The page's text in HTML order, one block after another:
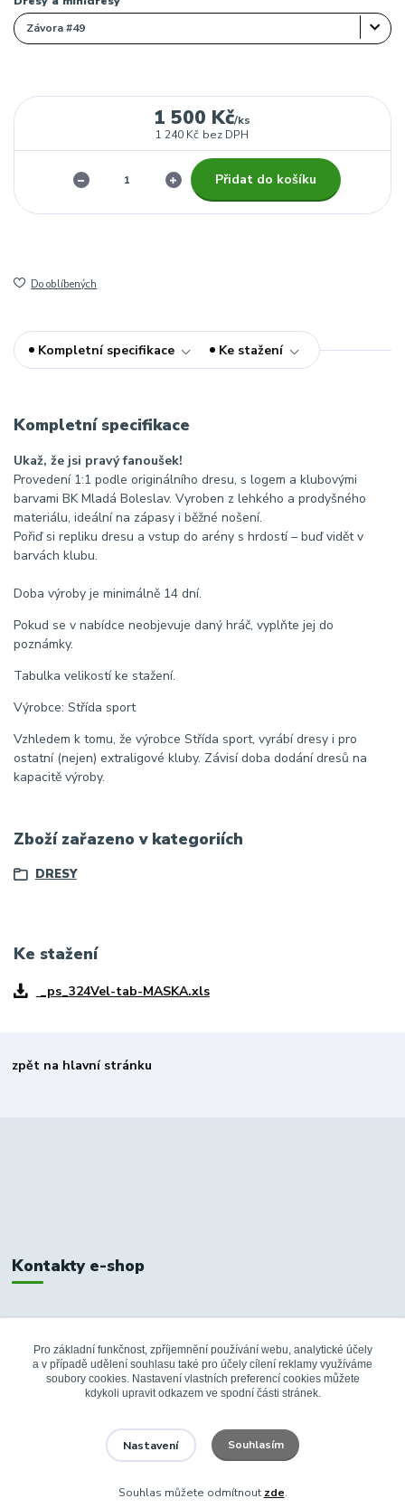
1 500 Kč/ks
1 240 Kč bez DPH
Přidat do košíku
Do oblíbených
Kompletní specifikace Ke stažení
Kompletní specifikace
Ukaž, že jsi pravý fanoušek!
Provedení 1:1 podle originálního dresu, s logem a klubovými
barvami BK Mladá Boleslav. Vyroben z lehkého a prodyšného
materiálu, ideální na zápasy i běžné nošení.
Pořiď si repliku dresu a vstup do arény s hrdostí – buď vidět v
barvách klubu.
Doba výroby je minimálně 14 dní.
Pokud se v nabídce neobjevuje daný hráč, vyplňte jej do
poznámky.
Tabulka velikostí ke stažení.
Výrobce: Střída sport
Vzhledem k tomu, že výrobce Střída sport, vyrábí dresy i pro
ostatní (nejen) extraligové kluby. Závisí doba dodání dresů na
kapacitě výroby.
Zboží zařazeno v kategoriích
DRESY
Ke stažení
_ps_324Vel-tab-MASKA.xls
zpět na hlavní stránku
Kontakty e-shop
+420 326 748 155
info@fanshopbkboleslav.cz
Pro základní funkčnost, zpříjemnění používání webu, analytické účely
a v případě udělení souhlasu také pro účely cílení reklamy využíváme
soubory cookies. Nastavení vlastních preferencí cookies můžete
kdykoli upravit odkazem ve spodní části stránek.
Nastavení Souhlasím
Souhlas můžete odmítnout zde.